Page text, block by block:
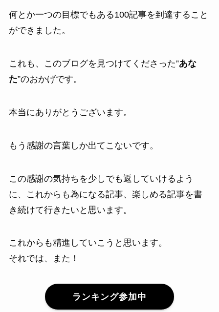
何とか一つの目標でもある100記事を到達すること
ができました。
これも、このブログを見つけてくださった”あな
た”のおかげです。
本当にありがとうございます。
もう感謝の言葉しか出てこないです。
この感謝の気持ちを少しでも返していけるよう
に、これからも為になる記事、楽しめる記事を書
き続けて行きたいと思います。
これからも精進していこうと思います。
それでは、また！
ランキング参加中